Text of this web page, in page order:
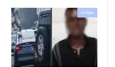
حوادث